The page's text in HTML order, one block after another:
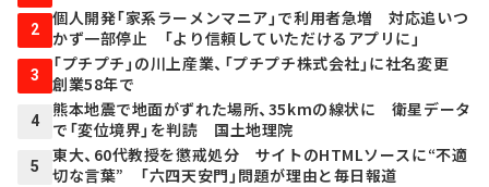
2
個人開発「家系ラーメンマニア」で利用者急増 対応追いつ
かず一部停止 「より信頼していただけるアプリに」
3
「プチプチ」の川上産業、「プチプチ株式会社」に社名変更
創業58年で
4
熊本地震で地面がずれた場所、35kmの線状に 衛星データ
で「変位境界」を判読 国土地理院
5
東大、60代教授を懲戒処分 サイトのHTMLソースに“不適
切な言葉” 「六四天安門」問題が理由と毎日報道